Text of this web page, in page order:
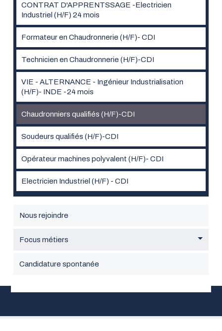
CONTRAT D'APPRENTSSAGE -Electricien
Industriel (H/F) 24 mois
Formateur en Chaudronnerie (H/F)- CDI
Technicien en Chaudronnerie (H/F)-CDI
VIE - ALTERNANCE - Ingénieur Industrialisation
(H/F)- INDE -24 mois
Chaudronniers qualifiés (H/F)-CDI
Soudeurs qualifiés (H/F)-CDI
Opérateur machines polyvalent (H/F)- CDI
Electricien Industriel (H/F) - CDI
Nous rejoindre
Focus métiers
Candidature spontanée